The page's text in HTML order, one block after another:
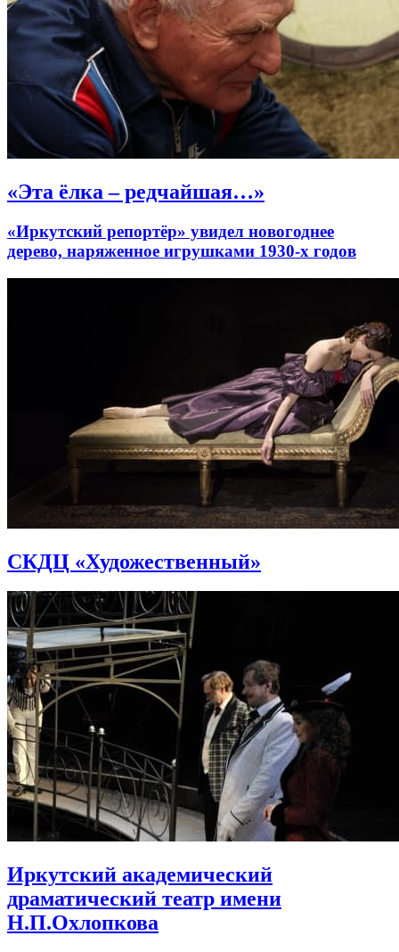
«Эта ёлка – редчайшая…»
«Иркутский репортёр» увидел новогоднее
дерево, наряженное игрушками 1930-х годов
СКДЦ «Художественный»
Иркутский академический
драматический театр имени
Н.П.Охлопкова